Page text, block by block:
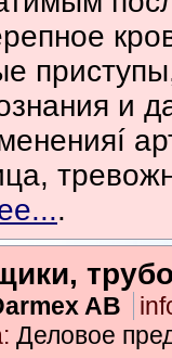
и
.
AB
Деловое